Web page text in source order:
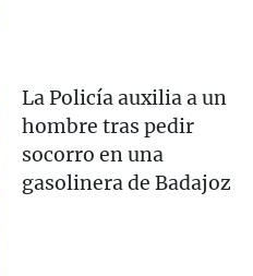
La Policía auxilia a un
hombre tras pedir
socorro en una
gasolinera de Badajoz